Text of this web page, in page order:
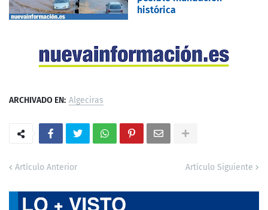
histórica
ARCHIVADO EN: Algeciras
Artículo Anterior Artículo Siguiente